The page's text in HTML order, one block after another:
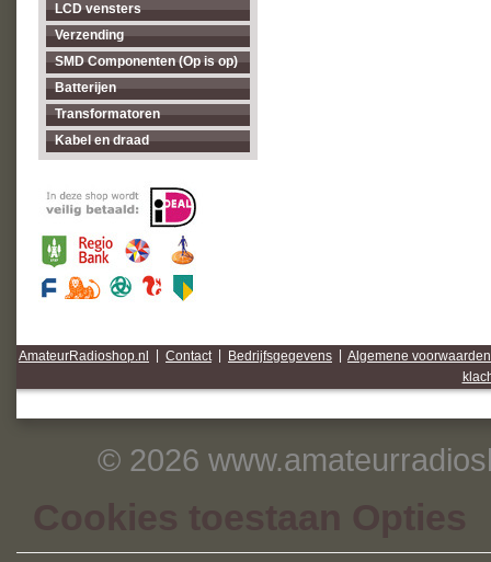
LCD vensters
Verzending
SMD Componenten (Op is op)
Batterijen
Transformatoren
Kabel en draad
AmateurRadioshop.nl Contact Bedrijfsgegevens
Algemene voorwaarden
© 2026
Cookies toestaan Opties